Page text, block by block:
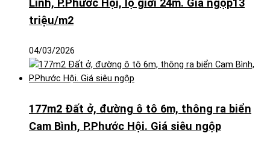
Lĩnh, P.Phước Hội, lộ giới 24m. Giá ngộp13
triệu/m2
04/03/2026
177m2 Đất ở, đường ô tô 6m, thông ra biển
Cam Bình, P.Phước Hội. Giá siêu ngộp